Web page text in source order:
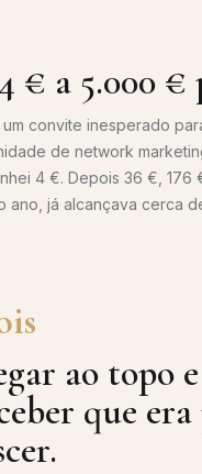
€ a 5.000 €
convite inesperado
de network
4 €. Depois 36 €, 176
ano, já alcançava cerca
ao topo e
que